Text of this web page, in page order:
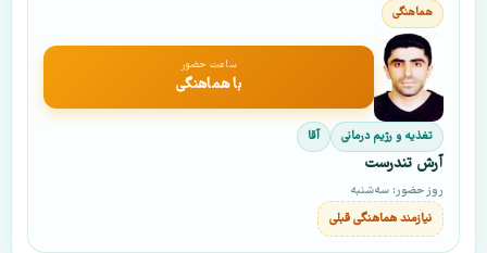
ساعت حضور
با هماهنگی
تغذیه و رژیم درمانی آقا
آرش تندرست
روز حضور: سه‌شنبه
نیازمند هماهنگی قبلی